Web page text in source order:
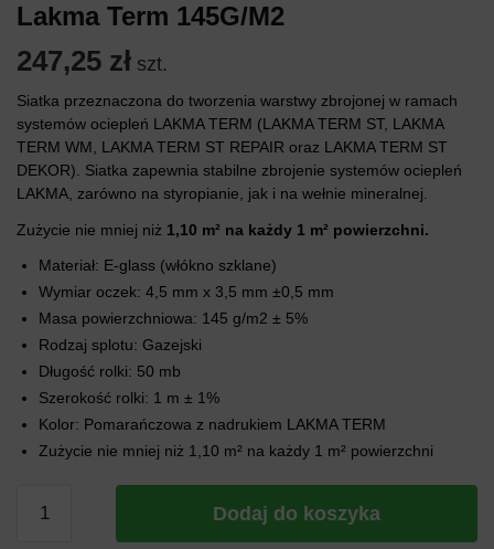
Lakma Term 145G/M2
247,25 zł szt.
Siatka przeznaczona do tworzenia warstwy zbrojonej w ramach
systemów ociepleń LAKMA TERM (LAKMA TERM ST, LAKMA
TERM WM, LAKMA TERM ST REPAIR oraz LAKMA TERM ST
DEKOR). Siatka zapewnia stabilne zbrojenie systemów ociepleń
LAKMA, zarówno na styropianie, jak i na wełnie mineralnej.
Zużycie nie mniej niż 1,10 m² na każdy 1 m² powierzchni.
Materiał: E-glass (włókno szklane)
Wymiar oczek: 4,5 mm x 3,5 mm ±0,5 mm
Masa powierzchniowa: 145 g/m2 ± 5%
Rodzaj splotu: Gazejski
Długość rolki: 50 mb
Szerokość rolki: 1 m ± 1%
Kolor: Pomarańczowa z nadrukiem LAKMA TERM
Zużycie nie mniej niż 1,10 m² na każdy 1 m² powierzchni
Siatka
Dodaj do koszyka